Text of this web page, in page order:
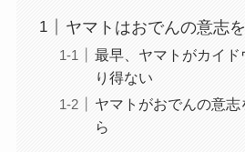
ヤマトはおでんの意志
最早、ヤマトがカイ
り得ない
ヤマトがおでんの意
ら